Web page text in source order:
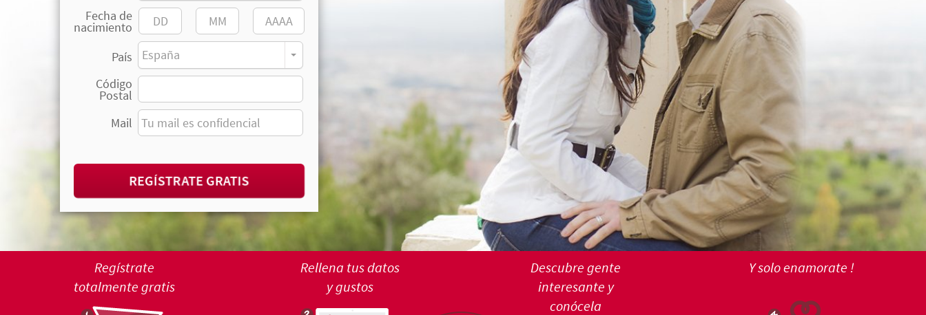
Fecha de
nacimiento
País
España
Código
Postal
Mail
REGÍSTRATE GRATIS
Regístrate
totalmente gratis
Rellena tus datos
y gustos
Descubre gente
interesante y
conócela
Y solo enamorate !